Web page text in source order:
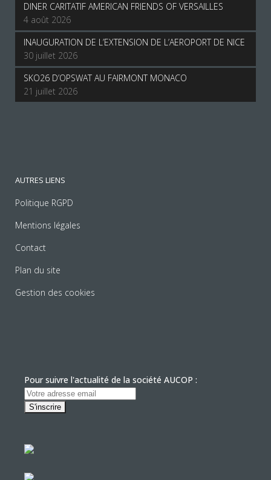
DINER CARITATIF AMERICAN FRIENDS OF VERSAILLES
4 août 2026
INAUGURATION DE L’EXTENSION DE L’AEROPORT DE NICE
30 juillet 2026
SKO26 D’OPSWAT AU FAIRMONT MONACO
21 juillet 2026
AUTRES LIENS
Politique RGPD
Mentions légales
Contact
Plan du site
Gestion des cookies
Pour suivre l'actualité de la société AUCOP :